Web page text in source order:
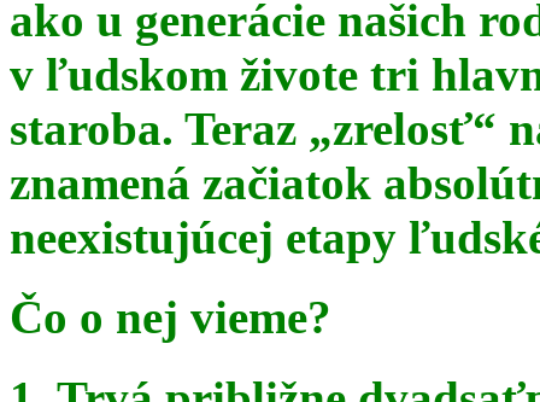
ako u generácie našich
v ľudskom živote tri
staroba. Teraz „zrelosť“
znamená začiatok
neexistujúcej etapy
Čo o nej vieme?